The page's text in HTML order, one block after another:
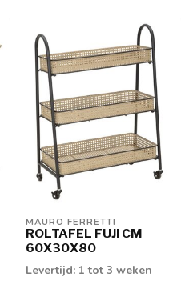
MAURO FERRETTI
ROLTAFEL FUJI CM
60X30X80
Levertijd: 1 tot 3 weken